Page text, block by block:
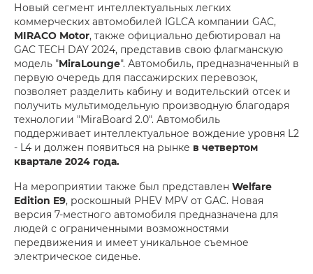
Новый сегмент интеллектуальных легких
коммерческих автомобилей IGLCA компании GAC,
MIRACO Motor, также официально дебютировал на
GAC TECH DAY 2024, представив свою флагманскую
модель "MiraLounge". Автомобиль, предназначенный в
первую очередь для пассажирских перевозок,
позволяет разделить кабину и водительский отсек и
получить мультимодельную производную благодаря
технологии "MiraBoard 2.0". Автомобиль
поддерживает интеллектуальное вождение уровня L2
- L4 и должен появиться на рынке в четвертом
квартале 2024 года.
На мероприятии также был представлен Welfare
Edition E9, роскошный PHEV MPV от GAC. Новая
версия 7-местного автомобиля предназначена для
людей с ограниченными возможностями
передвижения и имеет уникальное съемное
электрическое сиденье.